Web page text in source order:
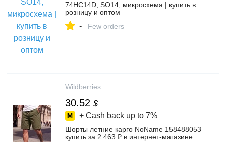
74HC14D, SO14, микросхема | купить в
розницу и оптом
- Few orders
Wildberries
30.52 $
+ Cash back up to 7%
Шорты летние карго NoName 158488053
купить за 2 463 ₽ в интернет‑магазине